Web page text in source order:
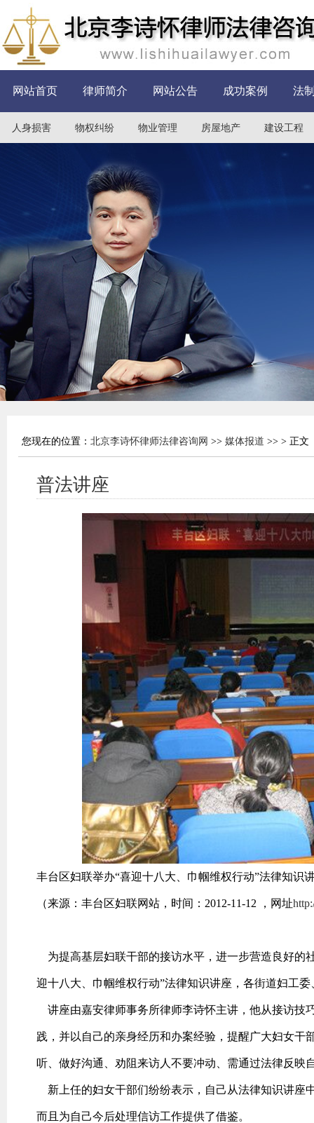
网站首页 律师简介 网站公告 成功案例 法
人身损害 物权纠纷 物业管理 房屋地产 建设工程
您现在的位置： 北京李诗怀律师法律咨询网 >> 媒体报道 >> > 正文
普法讲座
丰台区妇联举办“喜迎十八大、巾帼维权行动”法律知识
（来源：丰台区妇联网站，时间：2012-11-12 ，网址
为提高基层妇联干部的接访水平，进一步营造良好的
迎十八大、巾帼维权行动”法律知识讲座，各街道妇工
讲座由嘉安律师事务所律师李诗怀主讲，他从接访技
践，并以自己的亲身经历和办案经验，提醒广大妇女
听、做好沟通、劝阻来访人不要冲动、需通过法律反映
新上任的妇女干部们纷纷表示，自己从法律知识讲座
而且为自己今后处理信访工作提供了借鉴。